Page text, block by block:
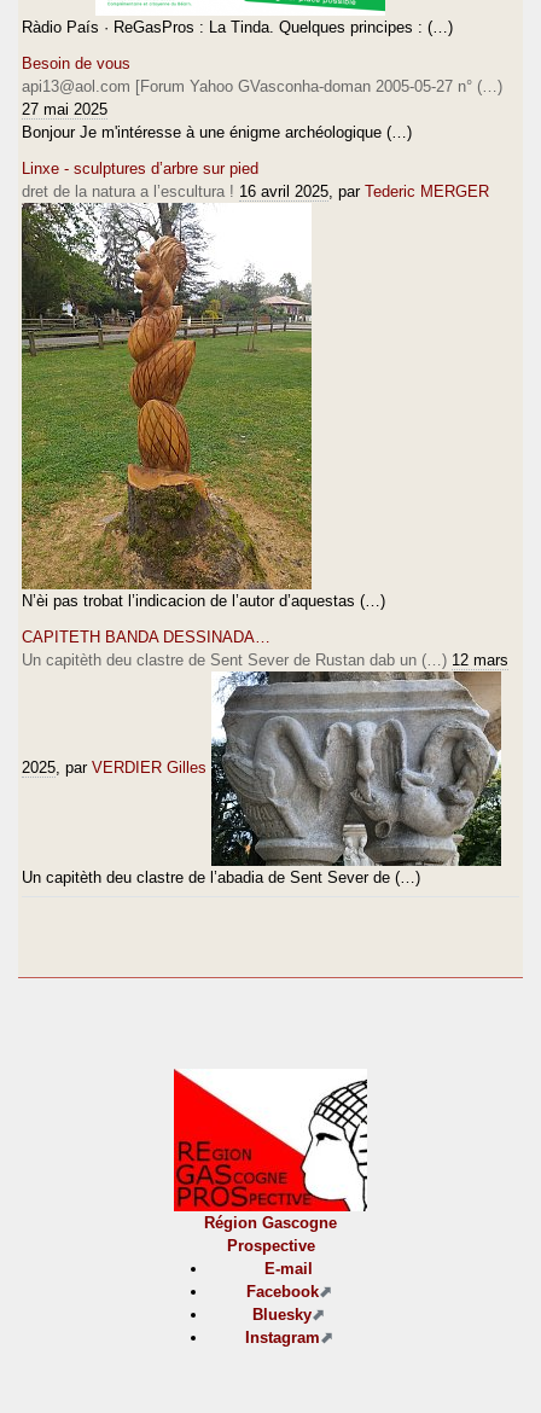
Ràdio País · ReGasPros : La Tinda. Quelques principes : (…)
Besoin de vous
api13@aol.com [Forum Yahoo GVasconha-doman 2005-05-27 n° (…)
27 mai 2025
Bonjour Je m'intéresse à une énigme archéologique (…)
Linxe - sculptures d’arbre sur pied
dret de la natura a l’escultura ! 16 avril 2025 , par Tederic MERGER
N’èi pas trobat l’indicacion de l’autor d’aquestas (…)
CAPITETH BANDA DESSINADA…
Un capitèth deu clastre de Sent Sever de Rustan dab un (…) 12 mars
2025 , par VERDIER Gilles
Un capitèth deu clastre de l’abadia de Sent Sever de (…)
Région Gascogne
Prospective
E-mail
Facebook
Bluesky
Instagram